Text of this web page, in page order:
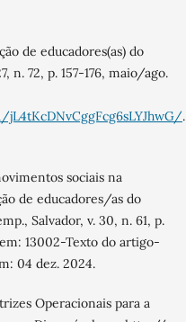
de educadores(as) do
n. 72, p. 157-176, maio/ago.
.
sociais na
de educadores/as do
Salvador, v. 30, n. 61, p.
13002-Texto do artigo-
04 dez. 2024.
Operacionais para a